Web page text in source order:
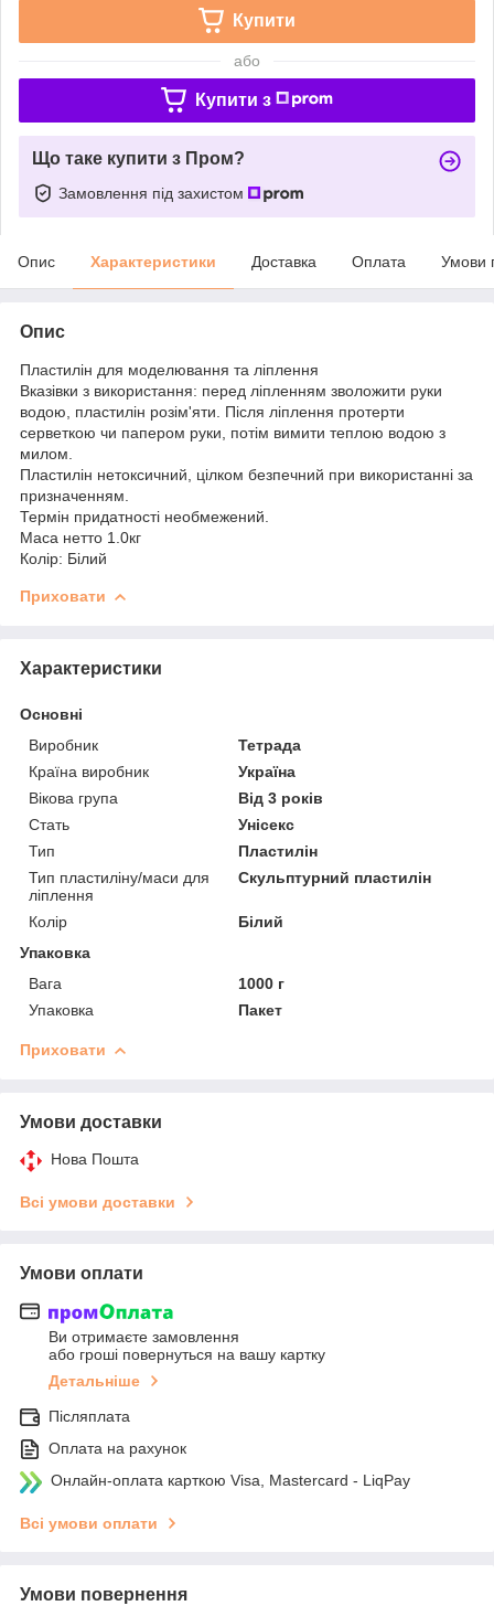
Купити
або
Купити з
Що таке купити з Пром?
Замовлення під захистом
Опис Характеристики Доставка Оплата Умови
Опис
Пластилін для моделювання та ліплення
Вказівки з використання: перед ліпленням зволожити руки
водою, пластилін розім'яти. Після ліплення протерти
серветкою чи папером руки, потім вимити теплою водою з
милом.
Пластилін нетоксичний, цілком безпечний при використанні за
призначенням.
Термін придатності необмежений.
Маса нетто 1.0кг
Колір: Білий
Приховати
Характеристики
Основні
Виробник
Тетрада
Країна виробник
Україна
Вікова група
Від 3 років
Стать
Унісекс
Тип
Пластилін
Тип пластиліну/маси для
ліплення
Скульптурний пластилін
Колір
Білий
Упаковка
Вага
1000 г
Упаковка
Пакет
Приховати
Умови доставки
Нова Пошта
Всі умови доставки
Умови оплати
Ви отримаєте замовлення
або гроші повернуться на вашу картку
Детальніше
Післяплата
Оплата на рахунок
Онлайн-оплата карткою Visa, Mastercard - LiqPay
Всі умови оплати
Умови повернення